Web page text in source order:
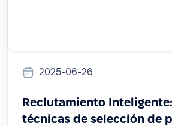
2025-06-26
Reclutamiento
técnicas de selección de